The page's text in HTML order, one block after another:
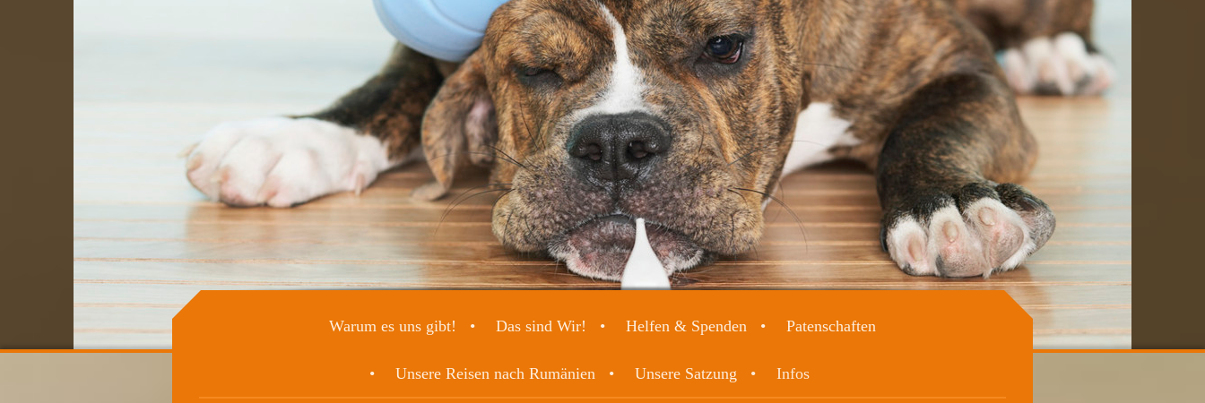
Warum es uns gibt! Das sind Wir! Helfen & Spenden Patenschaften
Unsere Reisen nach Rumänien Unsere Satzung Infos